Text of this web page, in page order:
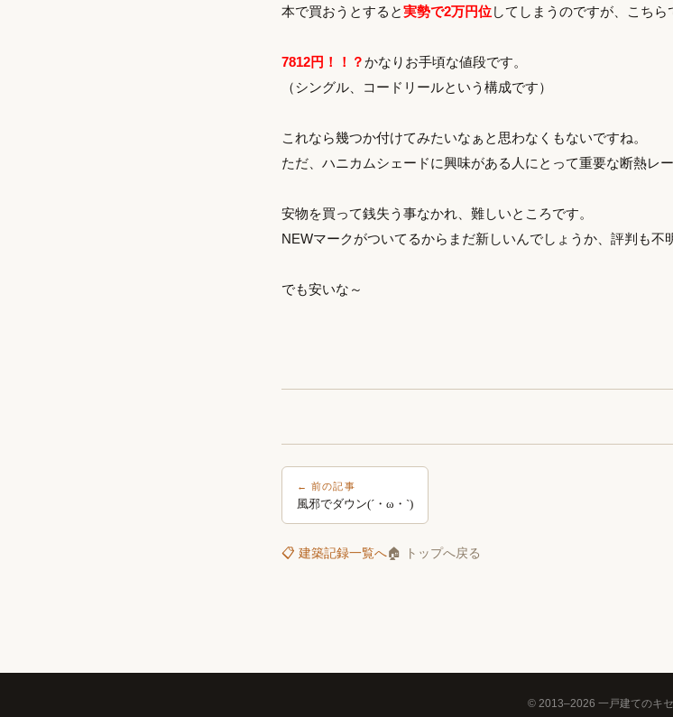
本で買おうとすると実勢で2万円位してしまうのですが、こちら
7812円！！？かなりお手頃な値段です。
（シングル、コードリールという構成です）
これなら幾つか付けてみたいなぁと思わなくもないですね。
ただ、ハニカムシェードに興味がある人にとって重要な断熱レ
安物を買って銭失う事なかれ、難しいところです。
NEWマークがついてるからまだ新しいんでしょうか、評判も不
でも安いな～
← 前の記事
風邪でダウン(´・ω・`)
📋 建築記録一覧へ🏠 トップへ戻る
© 2013–2026 一戸建てのキ